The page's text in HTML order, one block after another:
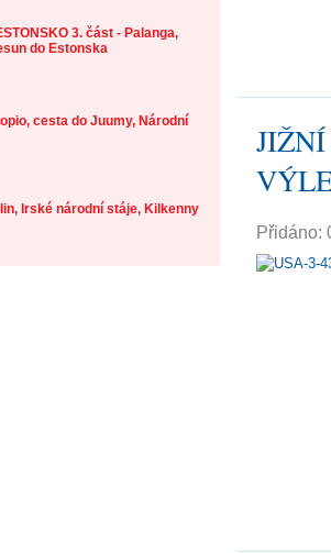
3. část - Palanga,
do Estonska
cesta do Juumy, Národní
Irské národní stáje, Kilkenny
Přidáno: